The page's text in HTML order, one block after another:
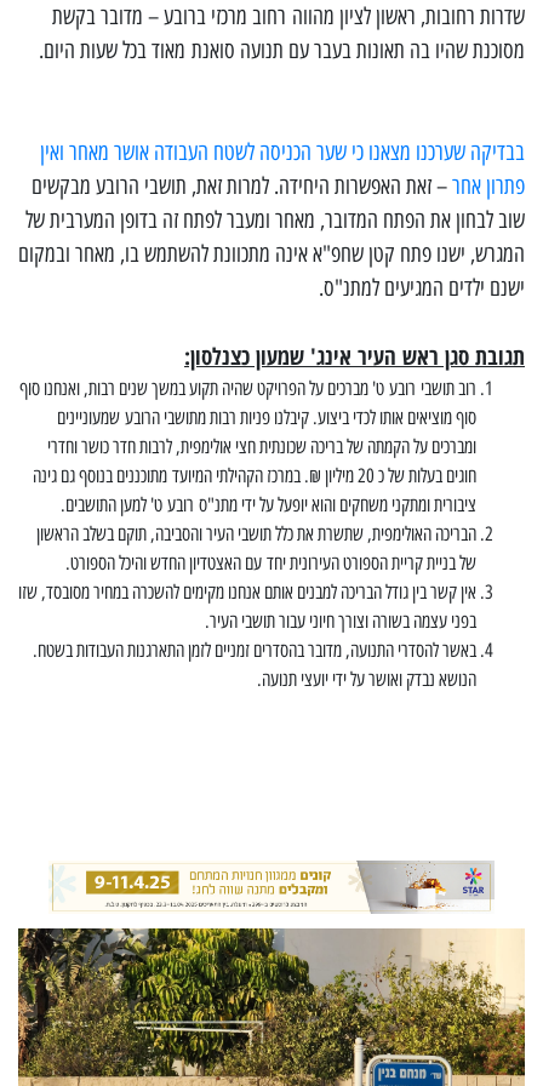
שדרות רחובות, ראשון לציון מהווה רחוב מרכזי ברובע – מדובר בקשת
מסוכנת שהיו בה תאונות בעבר עם תנועה סואנת מאוד בכל שעות היום.
בבדיקה שערכנו מצאנו כי שער הכניסה לשטח העבודה אושר מאחר ואין
פתרון אחר– זאת האפשרות היחידה. למרות זאת, תושבי הרובע מבקשים
שוב לבחון את הפתח המדובר, מאחר ומעבר לפתח זה בדופן המערבית של
המגרש, ישנו פתח קטן שחפ"א אינה מתכוונת להשתמש בו, מאחר ובמקום
ישנם ילדים המגיעים למתנ"ס.
תגובת סגן ראש העיר אינג' שמעון כצנלסון:
רוב תושבי רובע ט' מברכים על הפרויקט שהיה תקוע במשך שנים רבות, ואנחנו סוף
סוף מוציאים אותו לכדי ביצוע. קיבלנו פניות רבות מתושבי הרובע שמעוניינים
ומברכים על הקמתה של בריכה שכונתית חצי אולימפית, לרבות חדר כושר וחדרי
חוגים בעלות של כ 20 מיליון ₪. במרכז הקהילתי המיועד מתוכננים בנוסף גם גינה
ציבורית ומתקני משחקים והוא יופעל על ידי מתנ"ס רובע ט' למען התושבים.
הבריכה האולימפית, שתשרת את כלל תושבי העיר והסביבה, תוקם בשלב הראשון
של בניית קריית הספורט העירונית יחד עם האצטדיון החדש והיכל הספורט.
אין קשר בין גודל הבריכה למבנים אותם אנחנו מקימים להשכרה במחיר מסובסד, שזו
בפני עצמה בשורה וצורך חיוני עבור תושבי העיר.
באשר להסדרי התנועה, מדובר בהסדרים זמניים לזמן התארגנות העבודות בשטח.
הנושא נבדק ואושר על ידי יועצי תנועה.